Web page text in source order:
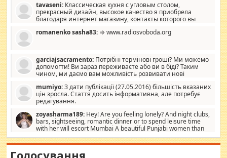
стандартные формы, в MebelOk, креативненько и что главное -
со вкусом все в порядке, без ненужных наворотов удорожающих
мебель, а это не последний фактор.
tavaseni: Классическая кухня с угловым столом,
прекрасный дизайн, высокое качество я приобрела
благодаря интернет магазину, контакты которого вы
romanenko sasha83: ⇒ www.radiosvoboda.org
garciajsacramento: Потрібні термінові гроші? Ми можемо
допомогти! Ви зараз переживаєте або ви в біді? Таким
чином, ми даємо вам можливість розвивати нові
допомагати людям, які намагаються дати їм шанс. Кожен
заслуговує на другий шанс, і, оскільки влада не зможе, вони
повинні приймати від інших. Для нас нема багато суми, і зрілість
витрат, а тільки узгоджених сум і нічого іншого. Не чекайте і не
коментуйте цей пост. Введіть суму, яку ви хочете подати, і ми
зв'яжемося з вами з усіма варіантами. зв'яжіться з нами
сьогодні на garciajsacramento@gmail.com Вам потрібні термінові
гроші? Ми можемо допомогти!
mumiyo:З дати публікації (27.05.2016) більшість вказаних
цін зросла. Стаття досить інформативна, але потребує
редагування.
zoyasharma189: Hey! Are you feeling lonely? And night clubs,
bars, sightseeing, romantic dinner or to spend leisure time
with her will escort Mumbai A beautiful Punjabi women than
sexy escort companion in arms that you guys feel like 5 star luxury
hotel had to spend the night in their search for loved solitaire free
Голосування